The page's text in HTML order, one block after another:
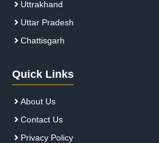
Uttrakhand
Uttar Pradesh
Chattisgarh
Quick Links
About Us
Contact Us
Privacy Policy